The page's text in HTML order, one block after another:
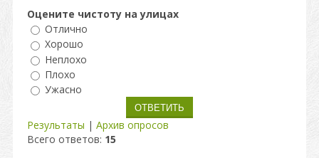
Оцените чистоту на улицах
Отлично
Хорошо
Неплохо
Плохо
Ужасно
Результаты | Архив опросов
Всего ответов: 15